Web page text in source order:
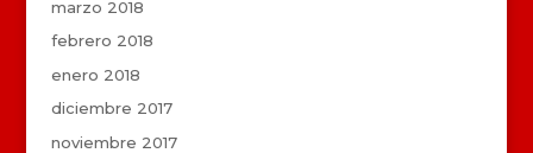
marzo 2018
febrero 2018
enero 2018
diciembre 2017
noviembre 2017